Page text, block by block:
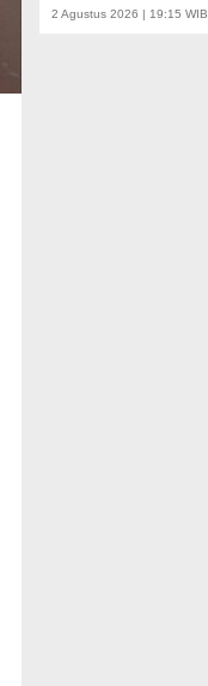
2 Agustus 2026 | 19:15 WIB